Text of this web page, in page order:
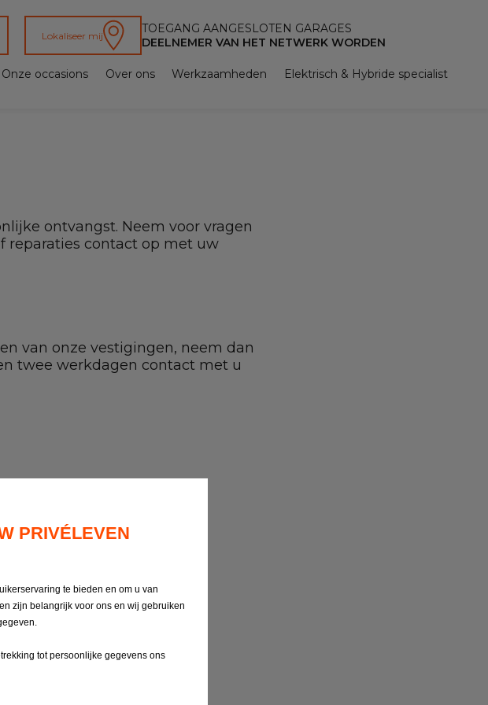
Lokaliseer mij
TOEGANG AANGESLOTEN GARAGES
DEELNEMER VAN HET NETWERK WORDEN
Onze occasions Over ons Werkzaamheden Elektrisch & Hybride specialist
ontvangst. Neem voor vragen
reparaties contact op met uw
van onze vestigingen, neem dan
twee werkdagen contact met u
PRIVÉLEVEN
te bieden en om u van
zijn belangrijk voor ons en wij gebruiken
tot persoonlijke gegevens ons